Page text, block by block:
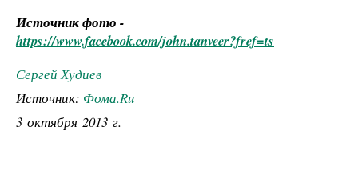
Источник фото -
https://www.facebook.com/john.tanveer?fref=ts
Сергей Худиев
Источник: Фома.Ru
3 октября 2013 г.